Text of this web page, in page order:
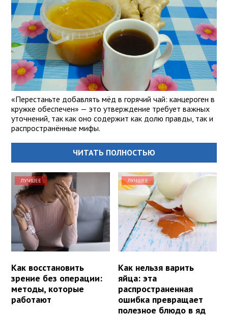
«Перестаньте добавлять мёд в горячий чай: канцероген в
кружке обеспечен» — это утверждение требует важных
уточнений, так как оно содержит как долю правды, так и
распространённые мифы.
ЧИТАТЬ ПОЛНОСТЬЮ
ЛУЧШЕЕ
Как восстановить
зрение без операции:
методы, которые
работают
ЛУЧШЕЕ
Как нельзя варить
яйца: эта
распространенная
ошибка превращает
полезное блюдо в яд